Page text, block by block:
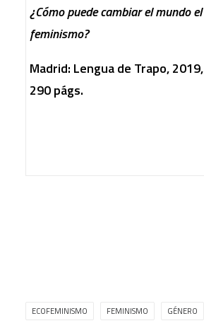
¿Cómo puede cambiar el mundo el
feminismo?
Madrid: Lengua de Trapo, 2019,
290 págs.
ECOFEMINISMO FEMINISMO GÉNERO